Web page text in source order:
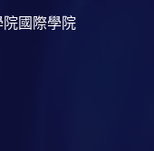
國際學院